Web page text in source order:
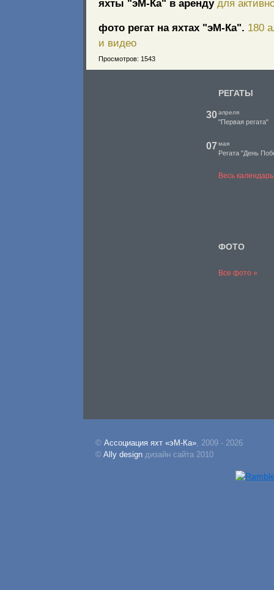
яхты "эМ-Ка" в аренду для
фото регат на яхтах "эМ-Ка". 180
и видео
Просмотров: 1543
РЕГАТЫ
30апреля
"Первая регата"
07мая
Регата "День
Весь
ФОТО
Все фото »
© Ассоциация яхт «эМ-Ка» , 2009 - 2026
© Ally design дизайн сайта 2010